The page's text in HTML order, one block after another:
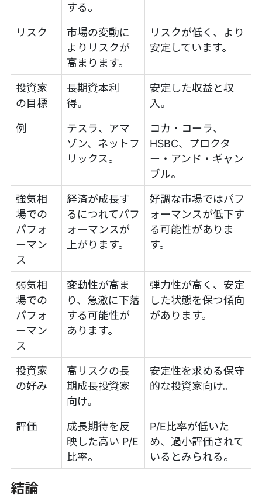
する。
リスク
市場の変動に
よりリスクが
高まります。
リスクが低く、より
安定しています。
投資家
の目標
長期資本利
得。
安定した収益と収
入。
例
テスラ、アマ
ゾン、ネットフ
リックス。
コカ・コーラ、
HSBC、プロクタ
ー・アンド・ギャン
ブル。
強気相
場での
パフォ
ーマン
ス
経済が成長す
るにつれてパフ
ォーマンスが
上がります。
好調な市場ではパフ
ォーマンスが低下す
る可能性がありま
す。
弱気相
場での
パフォ
ーマン
ス
変動性が高ま
り、急激に下落
する可能性が
あります。
弾力性が高く、安定
した状態を保つ傾向
があります。
投資家
の好み
高リスクの長
期成長投資家
向け。
安定性を求める保守
的な投資家向け。
評価
成長期待を反
映した高い P/E
比率。
P/E比率が低いた
め、過小評価されて
いるとみられる。
結論